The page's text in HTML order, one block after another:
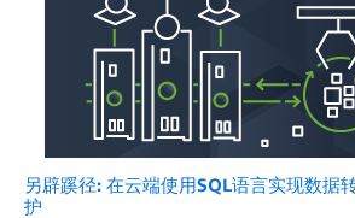
另辟蹊径: 在云端使用SQL语言实现数据
护